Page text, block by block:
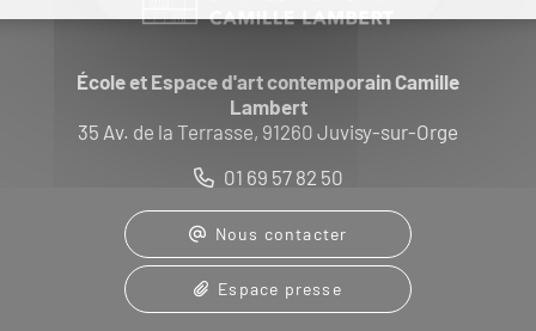
École et Espace d'art contemporain Camille
Lambert
35 Av. de la Terrasse, 91260 Juvisy-sur-Orge
01 69 57 82 50
Nous contacter
Espace presse